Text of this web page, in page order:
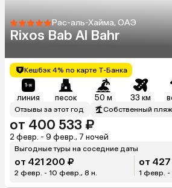
Рас-аль-Хайма, ОАЭ
Rixos Bab Al Bahr
Кешбэк 4% по карте Т-Банка
линия песок 50 м 33 км
Отзывы за этот год Собственный пляж
от 400 533 ₽
2 февр. - 9 февр., 7 ночей
Выгодные туры на соседние даты
от 421 200 ₽
2 февр. - 10 февр., 8 н.
от
1 февр. -